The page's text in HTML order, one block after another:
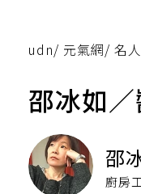
udn/ 元氣網/ 名
邵冰如
邵
廚房